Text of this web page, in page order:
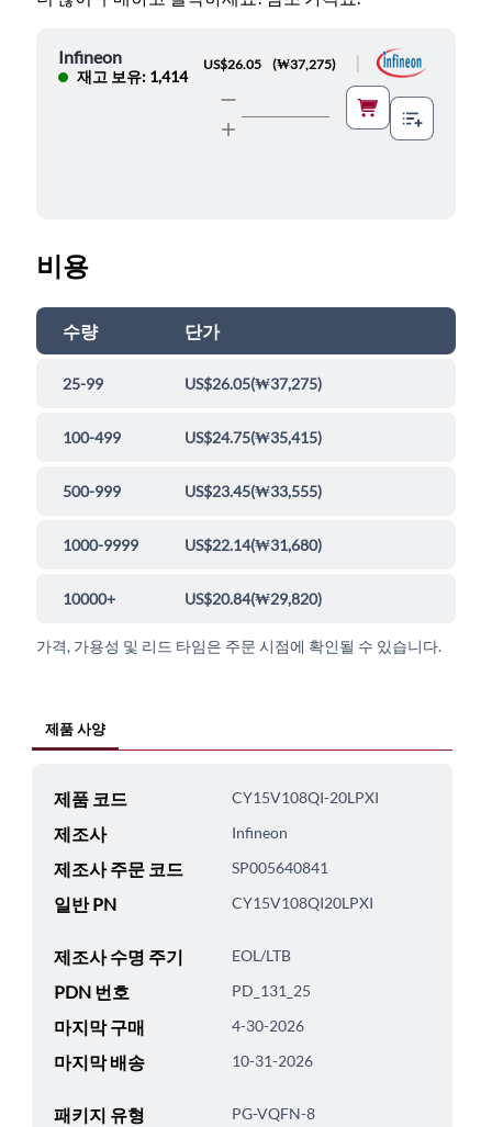
Infineon
재고 보유: 1,414
US$26.05 (₩37,275)
비용
수량 단가
25-99 US$26.05(₩37,275)
100-499 US$24.75(₩35,415)
500-999 US$23.45(₩33,555)
1000-9999 US$22.14(₩31,680)
10000+ US$20.84(₩29,820)
가격, 가용성 및 리드 타임은 주문 시점에 확인될 수 있습니다.
제품 사양
제품 코드 CY15V108QI-20LPXI
제조사 Infineon
제조사 주문 코드 SP005640841
일반 PN CY15V108QI20LPXI
제조사 수명 주기 EOL/LTB
PDN 번호 PD_131_25
마지막 구매 4-30-2026
마지막 배송 10-31-2026
패키지 유형 PG-VQFN-8